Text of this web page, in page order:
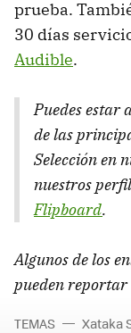
prueba.
30 días
Audible.
Puedes estar
de las
Selección en
nuestros
Flipboard.
Algunos de los
pueden reportar
TEMAS Xataka